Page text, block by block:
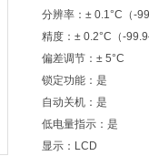
分辨率：± 0.1°C（-
精度：± 0.2°C（-
偏差调节：± 5°C
锁定功能：是
自动关机：是
低电量指示：是
显示：LCD